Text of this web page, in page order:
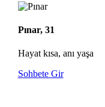
Pınar, 31
Hayat kısa, anı yaşa
Sohbete Gir